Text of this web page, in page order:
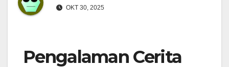
OKT 30, 2025
Pengalaman Cerita